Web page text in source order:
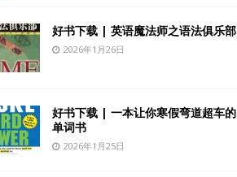
好书下载 | 英语魔法师之语法俱乐部
2026年1月26日
好书下载 | 一本让你寒假弯道超车的
单词书
2026年1月25日